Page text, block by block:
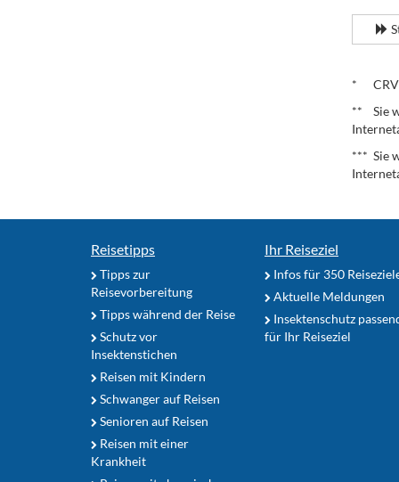
* CRV
** Sie
*** Sie
Reisetipps
Tipps zur
Reisevorbereitung
Tipps während der Reise
Schutz vor
Insektenstichen
Reisen mit Kindern
Schwanger auf Reisen
Senioren auf Reisen
Reisen mit einer
Krankheit
Ihr Reiseziel
Infos für 350
Aktuelle Meldungen
Insektenschutz
für Ihr Reiseziel